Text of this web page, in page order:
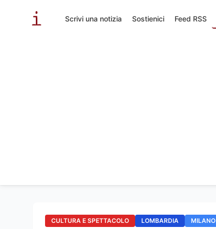
Scrivi una notizia Sostienici Feed RSS
CULTURA E SPETTACOLO LOMBARDIA MILANO